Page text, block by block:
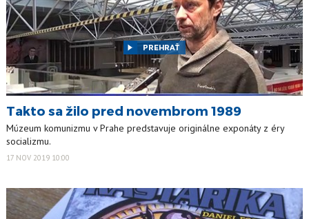
PREHRAŤ
Takto sa žilo pred novembrom 1989
Múzeum komunizmu v Prahe predstavuje originálne exponáty z éry
socializmu.
17 NOV 2019 10:00